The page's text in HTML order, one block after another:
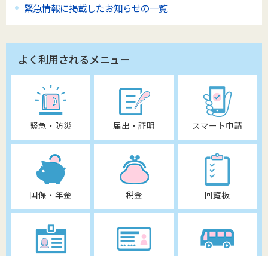
緊急情報に掲載したお知らせの一覧
よく利用されるメニュー
緊急・防災 届出・証明 スマート申請
国保・年金 税金 回覧板